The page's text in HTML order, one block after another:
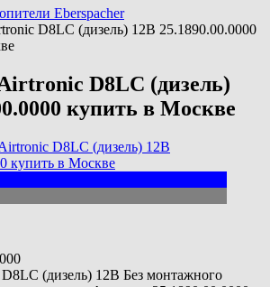
Eberspacher
D8LC (дизель) 12B 25.1890.00.0000
D8LC (дизель)
купить в Москве
(дизель) 12B Без монтажного